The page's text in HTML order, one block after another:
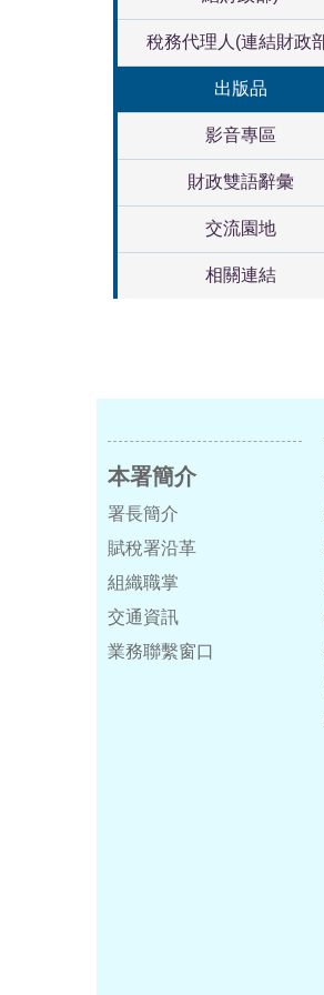
稅務代理人(連結財政
出版品
影音專區
財政雙語辭彙
交流園地
相關連結
本署簡介
署長簡介
賦稅署沿革
組織職掌
交通資訊
業務聯繫窗口